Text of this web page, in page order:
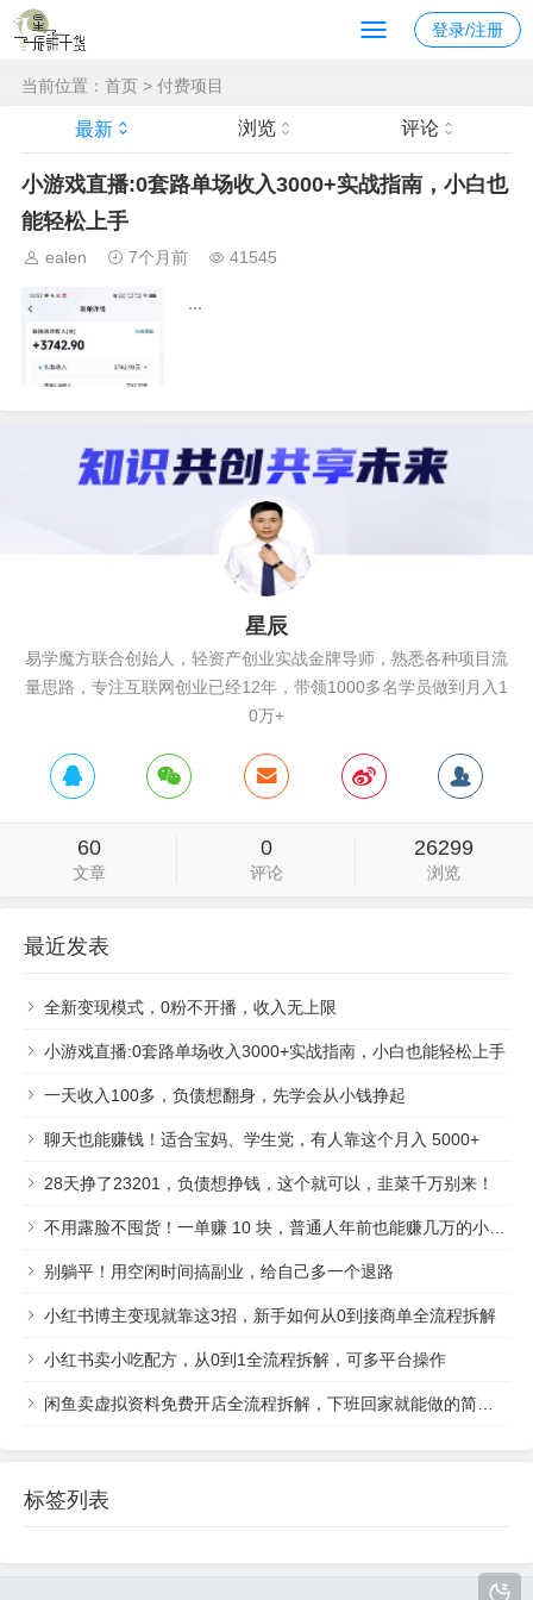
登录/注册
当前位置： 首页 > 付费项目
最新 浏览 评论
小游戏直播:0套路单场收入3000+实战指南，小白也
能轻松上手
ealen 7个月前 41545
...
星辰
易学魔方联合创始人，轻资产创业实战金牌导师，熟悉各种项目流
量思路，专注互联网创业已经12年，带领1000多名学员做到月入1
0万+
60
文章
0
评论
26299
浏览
最近发表
全新变现模式，0粉不开播，收入无上限
小游戏直播:0套路单场收入3000+实战指南，小白也能轻松上手
一天收入100多，负债想翻身，先学会从小钱挣起
聊天也能赚钱！适合宝妈、学生党，有人靠这个月入 5000+
28天挣了23201，负债想挣钱，这个就可以，韭菜千万别来！
不用露脸不囤货！一单赚 10 块，普通人年前也能赚几万的小生意
别躺平！用空闲时间搞副业，给自己多一个退路
小红书博主变现就靠这3招，新手如何从0到接商单全流程拆解
小红书卖小吃配方，从0到1全流程拆解，可多平台操作
闲鱼卖虚拟资料免费开店全流程拆解，下班回家就能做的简单副业项目
标签列表